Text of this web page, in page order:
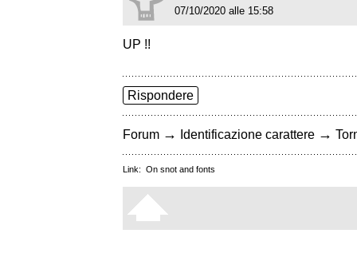
07/10/2020 alle 15:58
UP !!
Rispondere
Forum → Identificazione carattere →
Link: On snot and fonts